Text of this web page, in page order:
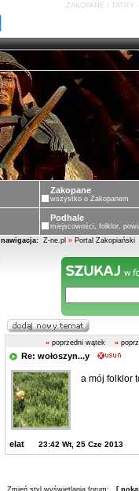
ZAKOPANE I TATRY
Zakopane
wszystko o Zakopanem
Podhale
miejscowości, folklor,
nawigacja: Z-ne.pl » Portal Zakopiański
«poprzedni wątek «
Re: wołoszyn...y
a mój folklor
elat 23:42 Wt, 25 Cze 2013
Zmień styl wyświetlania forum: [